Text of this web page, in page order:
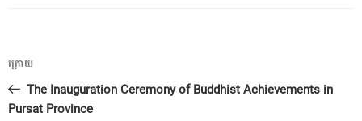
ការ​
នាំទិស​
ប្រកាស
អត្ថបទ
មុន
ក្រោយ
The Inauguration Ceremony of Buddhist Achievements in
Pursat Province